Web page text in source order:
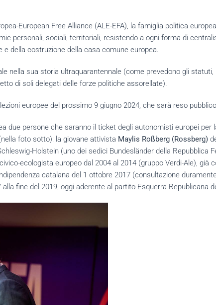
European Free Alliance (ALE-EFA), la famiglia politica
personali, sociali, territoriali, resistendo a ogni forma di
della costruzione della casa comune europea.
nella sua storia ultraquarantennale (come prevedono gli
di soli delegati delle forze politiche assorellate).
europee del prossimo 9 giugno 2024, che sarà reso
due persone che saranno il ticket degli autonomisti europei per
foto sotto): la giovane attivista Maylis Roßberg (Rossberg)
Holstein (uno dei sedici Bundesländer della Repubblica
ecologista europeo dal 2004 al 2014 (gruppo Verdi-Ale), già
catalana del 1 ottobre 2017 (consultazione
fine del 2019, oggi aderente al partito Esquerra Republicana